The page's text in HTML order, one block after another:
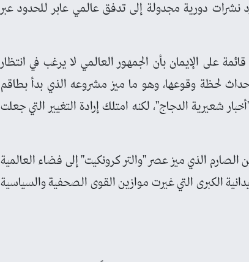
دورية مجدولة إلى تدفق عالمي عابر للحدود عبر
على الإيمان بأن الجمهور العالمي لا يرغب في انتظار
لحظة وقوعها، وهو ما ميز مشروعه الذي بدأ بطاقم
شعيرية الدجاج"، لكنه امتلك إرادة التغيير التي جعلت
الصارم الذي ميز عصر "والتر كرونكيت" إلى فضاء العالمية
الكبرى التي غيرت موازين القوى الصحفية والسياسية